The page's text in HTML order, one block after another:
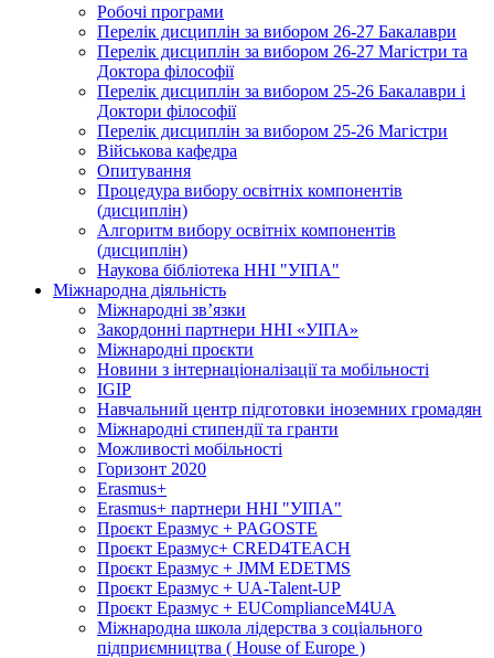
Робочі програми
Перелік дисциплін за вибором 26-27 Бакалаври
Перелік дисциплін за вибором 26-27 Магістри та
Доктора філософії
Перелік дисциплін за вибором 25-26 Бакалаври і
Доктори філософії
Перелік дисциплін за вибором 25-26 Магістри
Військова кафедра
Опитування
Процедура вибору освітніх компонентів
(дисциплін)
Алгоритм вибору освітніх компонентів
(дисциплін)
Наукова бібліотека ННІ "УІПА"
Міжнародна діяльність
Міжнародні зв’язки
Закордонні партнери ННІ «УІПА»
Міжнародні проєкти
Новини з інтернаціоналізації та мобільності
IGIP
Навчальний центр підготовки іноземних громадян
Міжнародні стипендії та гранти
Можливості мобільності
Горизонт 2020
Erasmus+
Erasmus+ партнери ННІ "УІПА"
Проєкт Еразмус + PAGOSTE
Проєкт Еразмус+ CRED4TEACH
Проєкт Еразмус + JMM EDETMS
Проєкт Еразмус + UA-Talent-UP
Проєкт Еразмус + EUComplianceM4UA
Міжнародна школа лідерства з соціального
підприємництва ( House of Europe )